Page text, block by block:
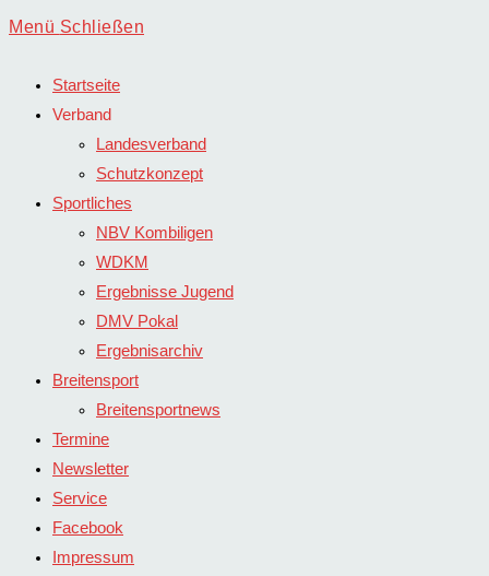
umschalten
durchsuchen
Menü Schließen
Startseite
Verband
Landesverband
Schutzkonzept
Sportliches
NBV Kombiligen
WDKM
Ergebnisse Jugend
DMV Pokal
Ergebnisarchiv
Breitensport
Breitensportnews
Termine
Newsletter
Service
Facebook
Impressum